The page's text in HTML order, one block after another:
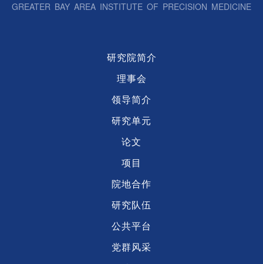
GREATER BAY AREA INSTITUTE OF PRECISION MEDICINE
研究院简介
理事会
领导简介
研究单元
论文
项目
院地合作
研究队伍
公共平台
党群风采